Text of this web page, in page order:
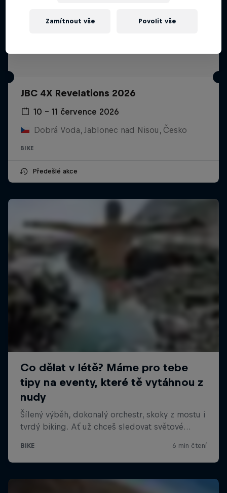
JBC 4X Revelations 2026
10 – 11 července 2026
Dobrá Voda, Jablonec nad Nisou, Česko
BIKE
Předešlé akce
Zamítnout vše Povolit vše